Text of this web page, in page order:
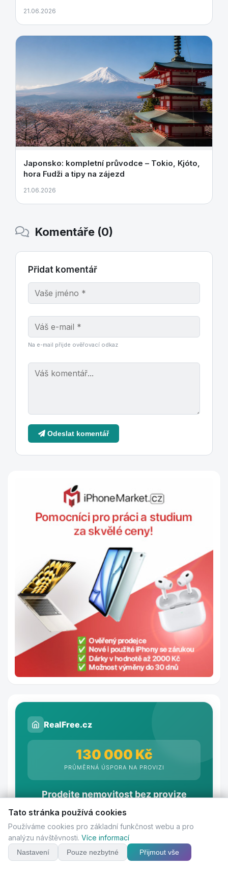
21.06.2026
Japonsko: kompletní průvodce – Tokio, Kjóto,
hora Fudži a tipy na zájezd
21.06.2026
Komentáře (0)
Přidat komentář
Na e-mail přijde ověřovací odkaz
Odeslat komentář
RealFree.cz
130 000 Kč
PRŮMĚRNÁ ÚSPORA NA PROVIZI
Prodejte nemovitost bez provize
Inzerujte zdarma, přímo zájemcům
1 Zaregistrujte se zdarma
Žádné poplatky ani závazky
Tato stránka používá cookies
Používáme cookies pro základní funkčnost webu a pro
analýzu návštěvnosti. Více informací
Nastavení Pouze nezbytné Přijmout vše